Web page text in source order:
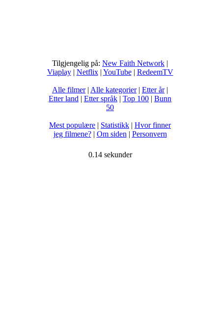
Tilgjengelig på: New Faith Network |
Viaplay| Netflix| YouTube| RedeemTV
Alle filmer| Alle kategorier| Etter år|
Etter land | Etter språk | Top 100 | Bunn
50
Mest populære | Statistikk | Hvor finner
jeg filmene?| Om siden | Personvern
0.14 sekunder